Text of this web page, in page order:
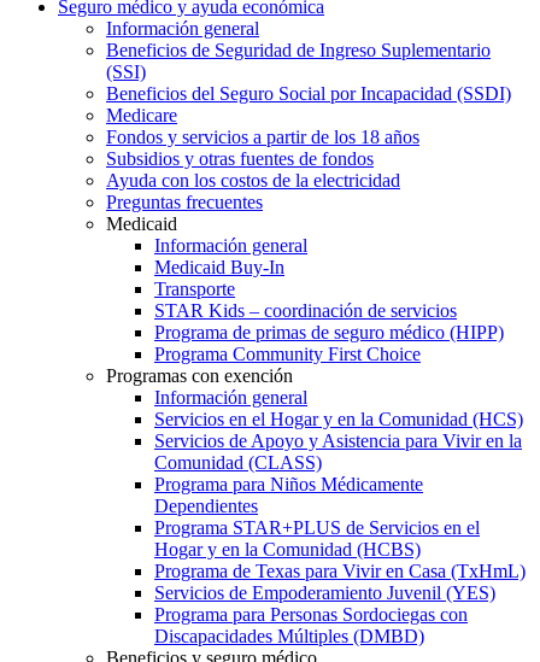
Seguro médico y ayuda económica
Información general
Beneficios de Seguridad de Ingreso Suplementario
(SSI)
Beneficios del Seguro Social por Incapacidad (SSDI)
Medicare
Fondos y servicios a partir de los 18 años
Subsidios y otras fuentes de fondos
Ayuda con los costos de la electricidad
Preguntas frecuentes
Medicaid
Información general
Medicaid Buy-In
Transporte
STAR Kids – coordinación de servicios
Programa de primas de seguro médico (HIPP)
Programa Community First Choice
Programas con exención
Información general
Servicios en el Hogar y en la Comunidad (HCS)
Servicios de Apoyo y Asistencia para Vivir en la
Comunidad (CLASS)
Programa para Niños Médicamente
Dependientes
Programa STAR+PLUS de Servicios en el
Hogar y en la Comunidad (HCBS)
Programa de Texas para Vivir en Casa (TxHmL)
Servicios de Empoderamiento Juvenil (YES)
Programa para Personas Sordociegas con
Discapacidades Múltiples (DMBD)
Beneficios y seguro médico